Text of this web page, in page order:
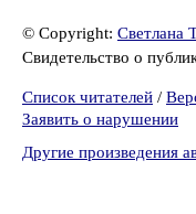
© Copyright: Светлана
Свидетельство о
Список читателей /
Заявить о нарушении
Другие произведения